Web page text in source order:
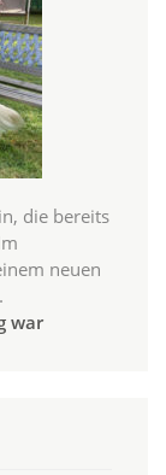
die bereits
neuen
war